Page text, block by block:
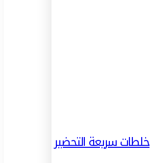
خلطات سريعة التحضير